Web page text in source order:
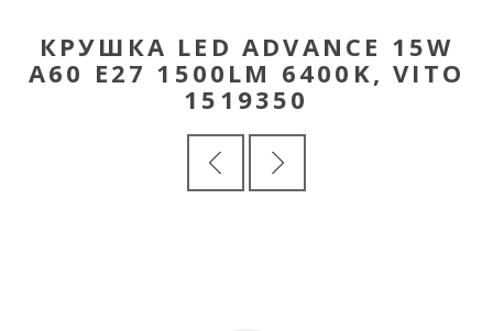
КРУШКА LED ADVANCE 15W
A60 E27 1500LM 6400K, VITO
1519350